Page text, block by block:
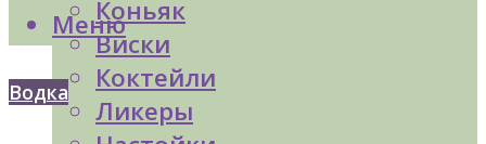
Коньяк
Виски
Коктейли
Ликеры
Меню
Водка